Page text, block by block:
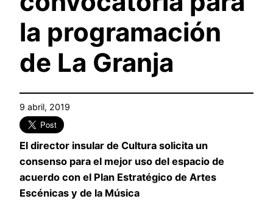
la programación
de La Granja
9 abril, 2019
El director insular de Cultura solicita un
consenso para el mejor uso del espacio de
acuerdo con el Plan Estratégico de Artes
Escénicas y de la Música